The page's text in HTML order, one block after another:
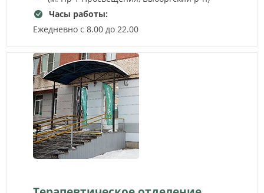
Часы работы:
Ежедневно с 8.00 до 22.00